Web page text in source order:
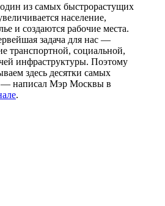
из самых быстрорастущих
население,
и создаются рабочие места.
задача для нас —
транспортной, социальной,
инфраструктуры. Поэтому
здесь десятки самых
— написал Мэр Москвы в
.